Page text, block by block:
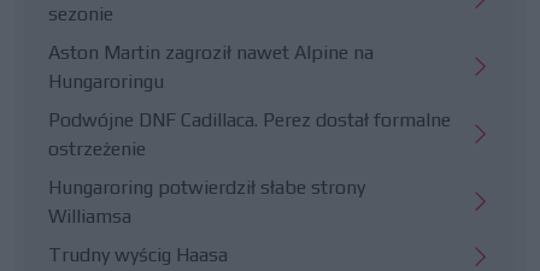
sezonie
Aston Martin zagroził nawet Alpine na
Hungaroringu
Podwójne DNF Cadillaca. Perez dostał formalne
ostrzeżenie
Hungaroring potwierdził słabe strony
Williamsa
Trudny wyścig Haasa